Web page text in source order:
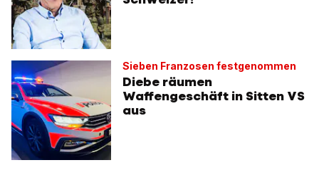
Sieben Franzosen festgenommen
Diebe räumen
Waffengeschäft in Sitten VS
aus